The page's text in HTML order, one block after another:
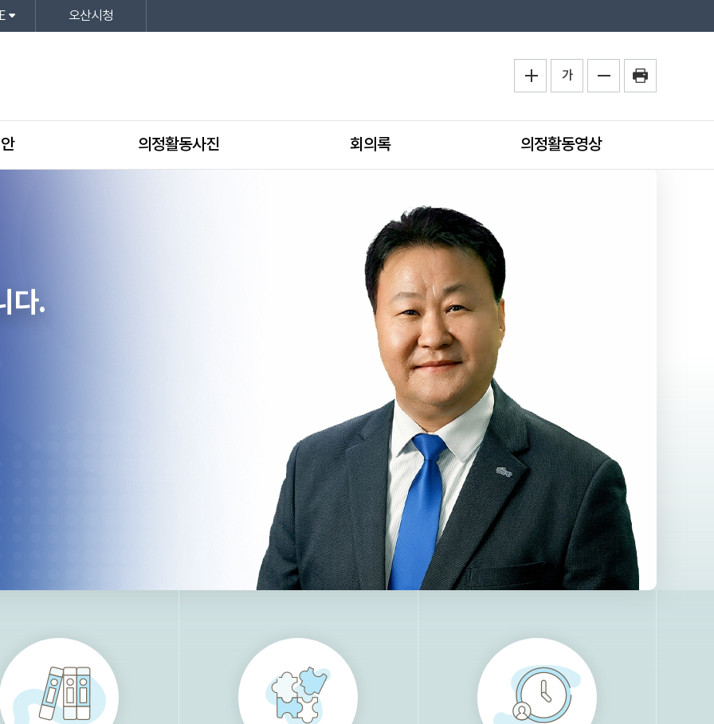
오산시청
가
의정활동사진 회의록 의정활동영상
다.